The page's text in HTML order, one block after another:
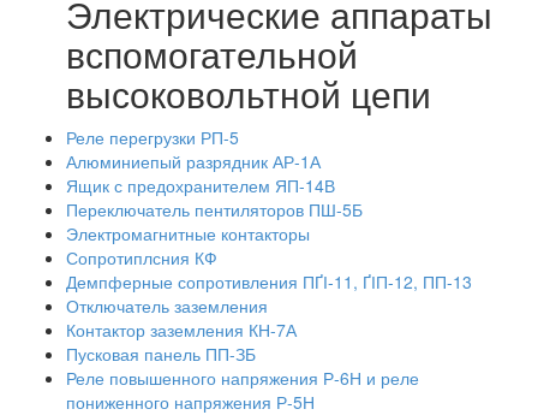
Электрические аппараты
вспомогательной
высоковольтной цепи
Реле перегрузки РП-5
Алюминиепый разрядник АР-1А
Ящик с предохранителем ЯП-14В
Переключатель пентиляторов ПШ-5Б
Электромагнитные контакторы
Сопротиплсния КФ
Демпферные сопротивления ПҐІ-11, ҐІП-12, ПП-13
Отключатель заземления
Контактор заземления КН-7А
Пусковая панель ПП-ЗБ
Реле повышенного напряжения Р-6Н и реле
пониженного напряжения Р-5Н